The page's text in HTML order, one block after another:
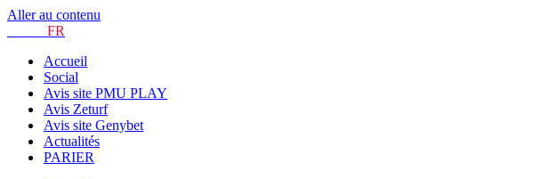
Aller au contenu
FR
Accueil
Social
Avis site PMU PLAY
Avis Zeturf
Avis site Genybet
Actualités
PARIER